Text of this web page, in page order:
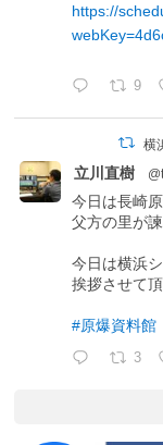
https://
9
横
立川直樹
今日は長崎
父方の里が
今日は横浜
挨拶させて
#原爆資料館
3